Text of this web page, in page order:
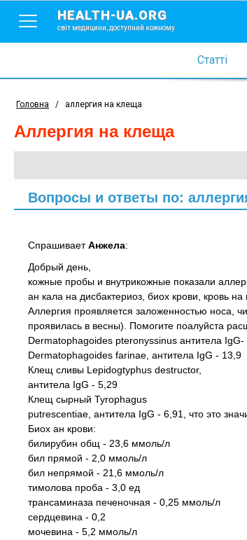
HEALTH-UA.ORG
світ медицини, доступний кожному
Статті
Головна / аллергия на клеща
аллергия на клеща
Вопросы и ответы по:
СпрашиваетАнжела:
Добрый день,
кожные пробы и внутрикожные показали
ан кала на дисбактериоз, биох крови, кровь
Аллергия проявляется заложенностью носа,
проявилась в весны). Помогите поалуйста
Dermatophagoides pteronyssinus антитела IgG-
Dermatophagoides farinae, антитела IgG - 13,9
Клещ сливы Lepidogtyphus destructor,
антитела IgG - 5,29
Клещ сырный Tyrophagus
putrescentiae, антитела IgG - 6,91, что это
Биох ан крови:
билирубин общ - 23,6 ммоль/л
бил прямой - 2,0 ммоль/л
бил непрямой - 21,6 ммоль/л
тимолова проба - 3,0 ед
трансаминаза печеночная - 0,25 ммоль/л
сердцевина - 0,2
мочевина - 5,2 ммоль/л